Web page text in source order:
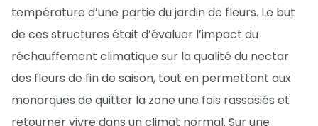
température d’une partie du jardin de fleurs. Le but
de ces structures était d’évaluer l’impact du
réchauffement climatique sur la qualité du nectar
des fleurs de fin de saison, tout en permettant aux
monarques de quitter la zone une fois rassasiés et
retourner vivre dans un climat normal. Sur une